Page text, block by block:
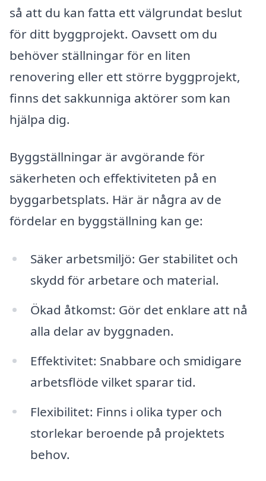
så att du kan fatta ett välgrundat beslut
för ditt byggprojekt. Oavsett om du
behöver ställningar för en liten
renovering eller ett större byggprojekt,
finns det sakkunniga aktörer som kan
hjälpa dig.
Byggställningar är avgörande för
säkerheten och effektiviteten på en
byggarbetsplats. Här är några av de
fördelar en byggställning kan ge:
Säker arbetsmiljö: Ger stabilitet och
skydd för arbetare och material.
Ökad åtkomst: Gör det enklare att nå
alla delar av byggnaden.
Effektivitet: Snabbare och smidigare
arbetsflöde vilket sparar tid.
Flexibilitet: Finns i olika typer och
storlekar beroende på projektets
behov.